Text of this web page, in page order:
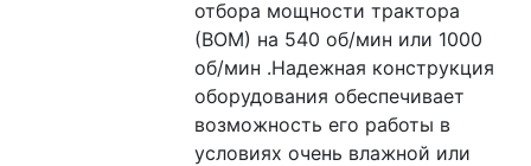
отбора мощности трактора
(ВОМ) на 540 об/мин или 1000
об/мин .Надежная конструкция
оборудования обеспечивает
возможность его работы в
условиях очень влажной или